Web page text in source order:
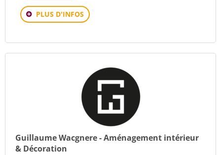
PLUS D'INFOS
Guillaume Wacgnere - Aménagement intérieur
& Décoration